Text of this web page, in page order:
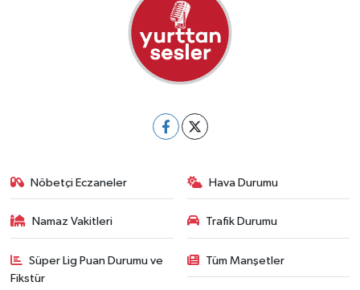
Nöbetçi Eczaneler Hava Durumu
Namaz Vakitleri Trafik Durumu
Süper Lig Puan Durumu ve
Fikstür
Tüm Manşetler